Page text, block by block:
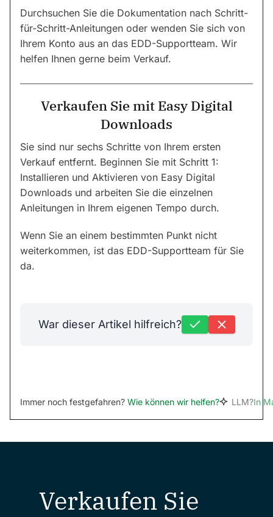
Durchsuchen Sie die Dokumentation nach Schritt-
für-Schritt-Anleitungen oder wenden Sie sich von
Ihrem Konto aus an das EDD-Supportteam. Wir
helfen Ihnen gerne beim Verkauf.
Verkaufen Sie mit Easy Digital
Downloads
Sie sind nur sechs Schritte von Ihrem ersten
Verkauf entfernt. Beginnen Sie mit Schritt 1:
Installieren und Aktivieren von Easy Digital
Downloads und arbeiten Sie die einzelnen
Anleitungen in Ihrem eigenen Tempo durch.
Wenn Sie an einem bestimmten Punkt nicht
weiterkommen, ist das EDD-Supportteam für Sie
da.
War dieser Artikel hilfreich?
Immer noch festgefahren? Wie können wir helfen? LLM?In
Verkaufen Sie